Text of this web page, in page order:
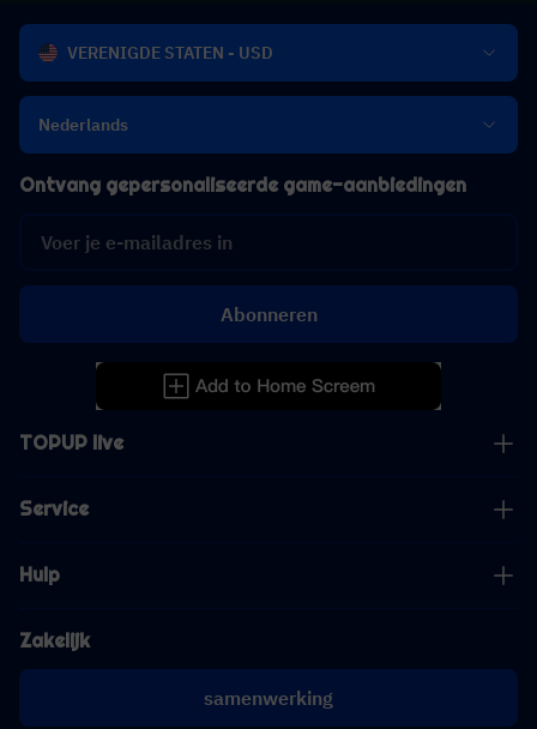
VERENIGDE STATEN - USD
Nederlands
TOPUP live
Service
Hulp
Zakelijk
samenwerking
Ontvang gepersonaliseerde game-aanbiedingen
Abonneren